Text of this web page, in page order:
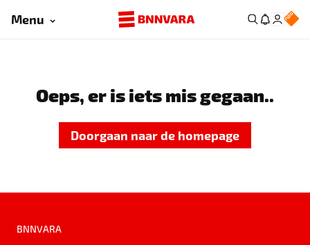
Menu
Oeps, er is iets mis gegaan..
Doorgaan naar de homepage
BNNVARA